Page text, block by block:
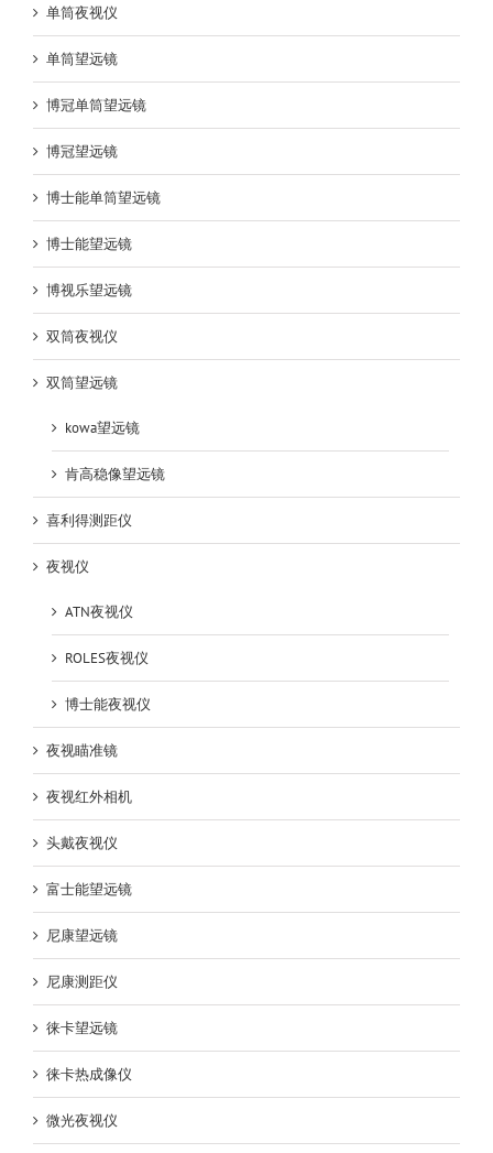
单筒夜视仪
单筒望远镜
博冠单筒望远镜
博冠望远镜
博士能单筒望远镜
博士能望远镜
博视乐望远镜
双筒夜视仪
双筒望远镜
kowa望远镜
肯高稳像望远镜
喜利得测距仪
夜视仪
ATN夜视仪
ROLES夜视仪
博士能夜视仪
夜视瞄准镜
夜视红外相机
头戴夜视仪
富士能望远镜
尼康望远镜
尼康测距仪
徕卡望远镜
徕卡热成像仪
微光夜视仪